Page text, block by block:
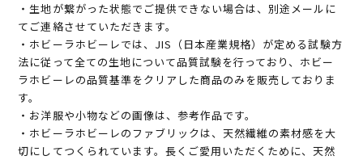
・生地が繋がった状態でご提供できない場合は、別途メールに
てご連絡させていただきます。
・ホビーラホビーレでは、JIS（日本産業規格）が定める試験方
法に従って全ての生地について品質試験を行っており、ホビー
ラホビーレの品質基準をクリアした商品のみを販売しておりま
す。
・お洋服や小物などの画像は、参考作品です。
・ホビーラホビーレのファブリックは、天然繊維の素材感を大
切にしてつくられています。長くご愛用いただくために、天然